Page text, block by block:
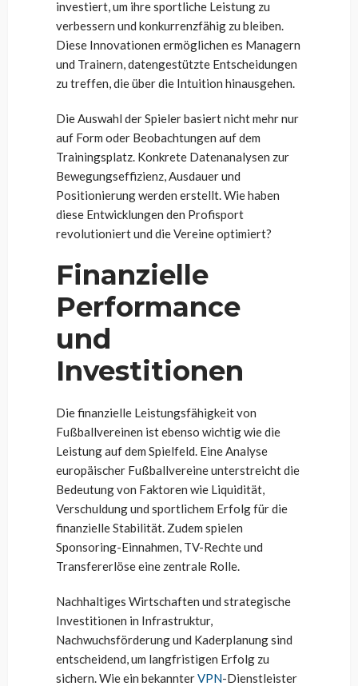
investiert, um ihre sportliche Leistung zu
verbessern und konkurrenzfähig zu bleiben.
Diese Innovationen ermöglichen es Managern
und Trainern, datengestützte Entscheidungen
zu treffen, die über die Intuition hinausgehen.
Die Auswahl der Spieler basiert nicht mehr nur
auf Form oder Beobachtungen auf dem
Trainingsplatz. Konkrete Datenanalysen zur
Bewegungseffizienz, Ausdauer und
Positionierung werden erstellt. Wie haben
diese Entwicklungen den Profisport
revolutioniert und die Vereine optimiert?
Finanzielle
Performance
und
Investitionen
Die finanzielle Leistungsfähigkeit von
Fußballvereinen ist ebenso wichtig wie die
Leistung auf dem Spielfeld. Eine Analyse
europäischer Fußballvereine unterstreicht die
Bedeutung von Faktoren wie Liquidität,
Verschuldung und sportlichem Erfolg für die
finanzielle Stabilität. Zudem spielen
Sponsoring-Einnahmen, TV-Rechte und
Transfererlöse eine zentrale Rolle.
Nachhaltiges Wirtschaften und strategische
Investitionen in Infrastruktur,
Nachwuchsförderung und Kaderplanung sind
entscheidend, um langfristigen Erfolg zu
sichern. Wie ein bekannterVPN-Dienstleister